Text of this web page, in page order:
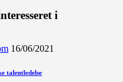
i
16/06/2021
talentledelse